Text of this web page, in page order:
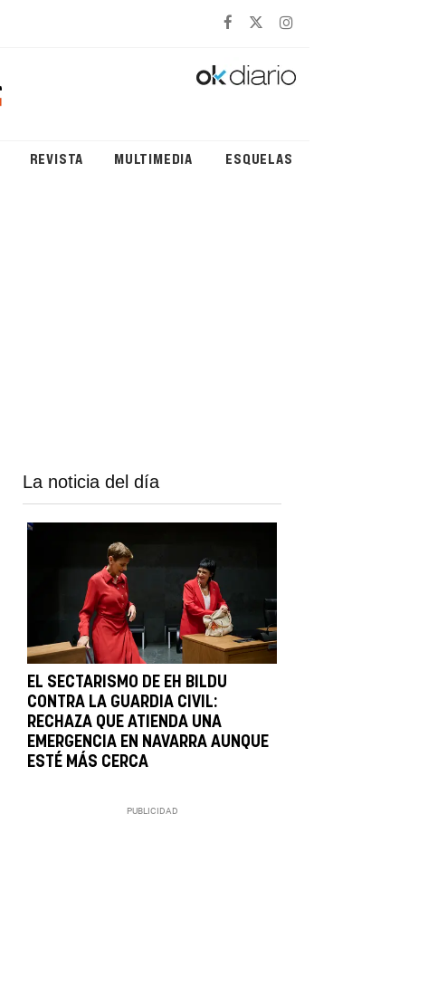
REVISTA MULTIMEDIA ESQUELAS
La noticia del día
EL SECTARISMO DE EH BILDU
CONTRA LA GUARDIA CIVIL:
RECHAZA QUE ATIENDA UNA
EMERGENCIA EN NAVARRA AUNQUE
ESTÉ MÁS CERCA